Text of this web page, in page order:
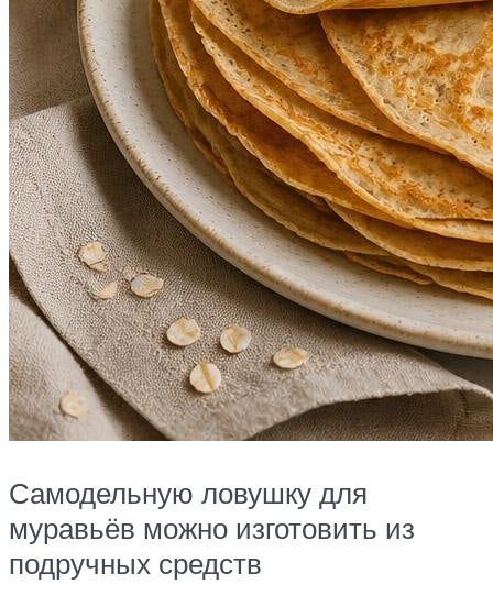
Самодельную ловушку для
муравьёв можно изготовить из
подручных средств